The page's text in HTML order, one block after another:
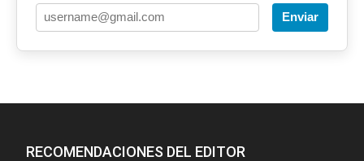
Enviar
RECOMENDACIONES DEL EDITOR